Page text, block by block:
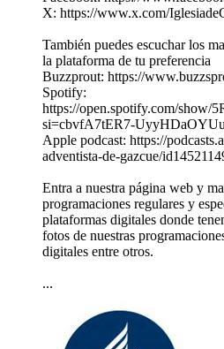
X: https://www.x.com/
También puedes escuchar los
la plataforma de tu preferencia
Buzzprout: https://
Spotify:
https://open.spotify.com/
si=cbvfA7tER7-
Apple podcast: https://
adventista-de-gazcue/
Entra a nuestra página web y
programaciones regulares y
plataformas digitales donde
fotos de nuestras
digitales entre otros.
...